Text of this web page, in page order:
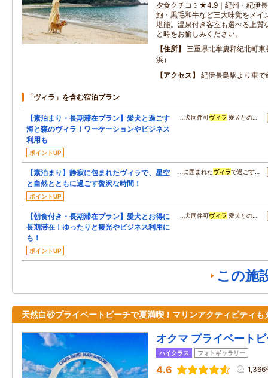
夕食クチコミ★4.9｜紀州・紀伊
鮑・黒毛和牛など三大味覚をメイ
堪能。温泉付き客室も選べる上質
と時をお愉しみください。
住所
三重県北牟婁郡紀北町
浜）
アクセス
紀伊長島駅より車で
「ヴィラ」を含む宿泊プラン
【素泊まり・長期滞在プラン】愛犬と過ごす
海と森のヴィラ！ワーケーションやビジネス
利用も
ポイントUP
…犬同伴可ヴィラ 愛犬との…
【素泊まり】静寂に包まれたヴィラで、星空
と自然とともに過ごす贅沢な時間！
ポイントUP
…に囲まれたヴィラで過ごす…
【朝食付き・長期滞在プラン】愛犬とお得に
長期滞在！ゆったりと観光やビジネス利用に
も！
ポイントUP
…犬同伴可ヴィラ 愛犬との…
この施
天然白砂プライベートビーチで夏満喫！マリンアクティビティも
オクマ プライベート
ハイクラス フォトギャラリー
4.6 1,366